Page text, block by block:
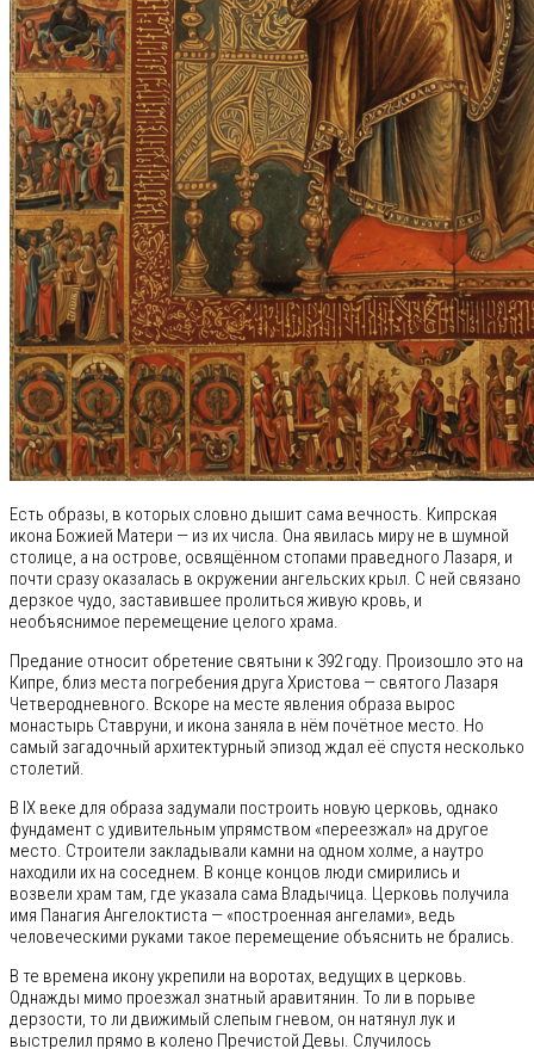
Есть образы, в которых словно дышит сама вечность. Кипрская
икона Божией Матери — из их числа. Она явилась миру не в шумной
столице, а на острове, освящённом стопами праведного Лазаря, и
почти сразу оказалась в окружении ангельских крыл. С ней связано
дерзкое чудо, заставившее пролиться живую кровь, и
необъяснимое перемещение целого храма.
Предание относит обретение святыни к 392 году. Произошло это на
Кипре, близ места погребения друга Христова — святого Лазаря
Четверодневного. Вскоре на месте явления образа вырос
монастырь Ставруни, и икона заняла в нём почётное место. Но
самый загадочный архитектурный эпизод ждал её спустя несколько
столетий.
В IX веке для образа задумали построить новую церковь, однако
фундамент с удивительным упрямством «переезжал» на другое
место. Строители закладывали камни на одном холме, а наутро
находили их на соседнем. В конце концов люди смирились и
возвели храм там, где указала сама Владычица. Церковь получила
имя Панагия Ангелоктиста — «построенная ангелами», ведь
человеческими руками такое перемещение объяснить не брались.
В те времена икону укрепили на воротах, ведущих в церковь.
Однажды мимо проезжал знатный аравитянин. То ли в порыве
дерзости, то ли движимый слепым гневом, он натянул лук и
выстрелил прямо в колено Пречистой Девы. Случилось